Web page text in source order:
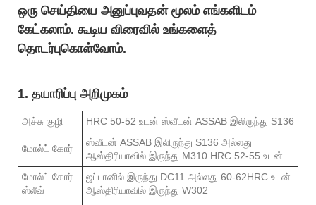
ஒரு செய்தியை அனுப்புவதன் மூலம் எங்களிடம்
கேட்கலாம். கூடிய விரைவில் உங்களைத்
தொடர்புகொள்வோம்.
1. தயாரிப்பு அறிமுகம்
அச்சு குழி HRC 50-52 உடன் ஸ்வீடன் ASSAB இலிருந்து S136
மோல்ட் கோர்
ஸ்வீடன் ASSAB இலிருந்து S136 அல்லது
ஆஸ்திரியாவில் இருந்து M310 HRC 52-55 உடன்
மோல்ட் கோர்
ஸ்லீவ்
ஜப்பானில் இருந்து DC11 அல்லது 60-62HRC உடன்
ஆஸ்திரியாவில் இருந்து W302